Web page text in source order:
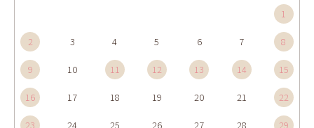
1
2 3 4 5 6 7 8
9 10 11 12 13 14 15
16 17 18 19 20 21 22
23 24 25 26 27 28 29